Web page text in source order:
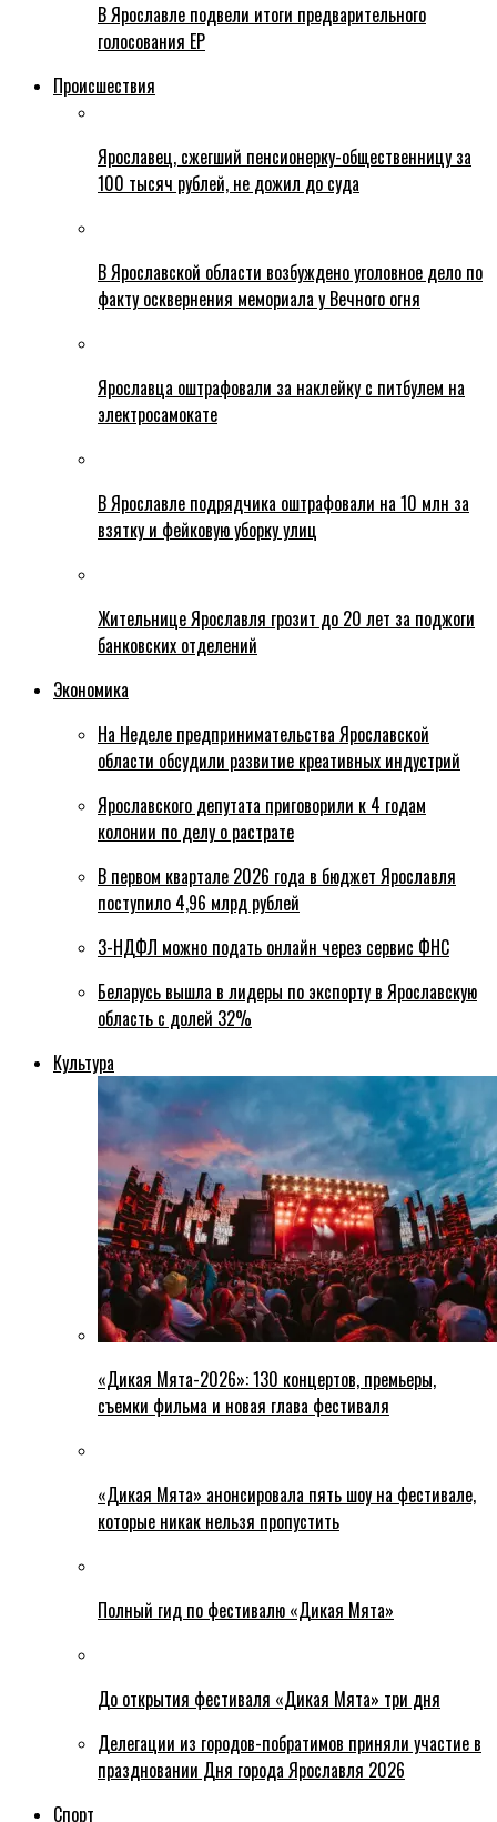
В Ярославле подвели итоги предварительного
голосования ЕР
Происшествия
Ярославец, сжегший пенсионерку-общественницу за
100 тысяч рублей, не дожил до суда
В Ярославской области возбуждено уголовное дело по
факту осквернения мемориала у Вечного огня
Ярославца оштрафовали за наклейку с питбулем на
электросамокате
В Ярославле подрядчика оштрафовали на 10 млн за
взятку и фейковую уборку улиц
Жительнице Ярославля грозит до 20 лет за поджоги
банковских отделений
Экономика
На Неделе предпринимательства Ярославской
области обсудили развитие креативных индустрий
Ярославского депутата приговорили к 4 годам
колонии по делу о растрате
В первом квартале 2026 года в бюджет Ярославля
поступило 4,96 млрд рублей
3-НДФЛ можно подать онлайн через сервис ФНС
Беларусь вышла в лидеры по экспорту в Ярославскую
область с долей 32%
Культура
«Дикая Мята-2026»: 130 концертов, премьеры,
съемки фильма и новая глава фестиваля
«Дикая Мята» анонсировала пять шоу на фестивале,
которые никак нельзя пропустить
Полный гид по фестивалю «Дикая Мята»
До открытия фестиваля «Дикая Мята» три дня
Делегации из городов-побратимов приняли участие в
праздновании Дня города Ярославля 2026
Спорт